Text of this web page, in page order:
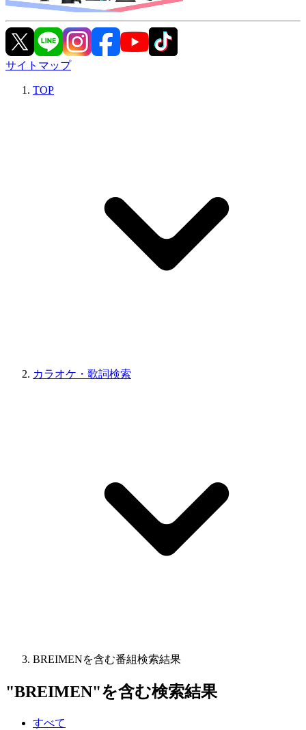
サイトマップ
TOP
カラオケ・歌詞検索
BREIMENを含む番組検索結果
"BREIMEN"を含む検索結果
すべて